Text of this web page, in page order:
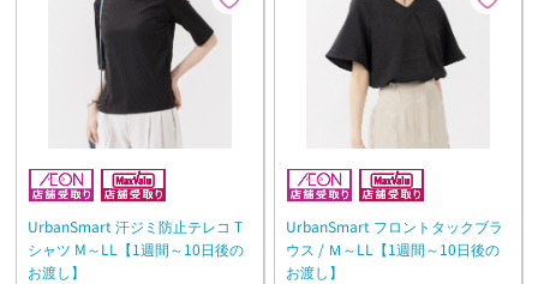
UrbanSmart 汗ジミ防止テレコ T
シャツ M～LL【1週間～10日後の
お渡し】
UrbanSmart フロントタックブラ
ウス / Ｍ～LL【1週間～10日後の
お渡し】